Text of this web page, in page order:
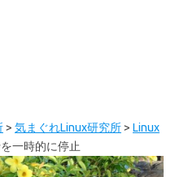
> 気まぐれLinux研究所> Linux
一時的に停止